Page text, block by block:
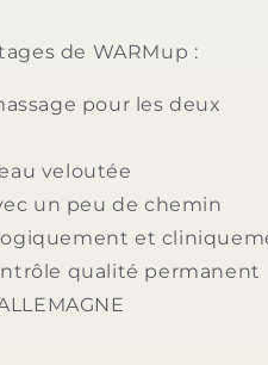
de WARMup :
pour les deux
veloutée
un peu de chemin
et
qualité permanent